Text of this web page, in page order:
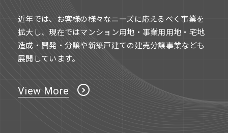
近年では、お客様の様々なニーズに応えるべく事業を
拡大し、現在ではマンション用地・事業用用地・宅地
造成・開発・分譲や新築戸建ての建売分譲事業なども
展開しています。
View More